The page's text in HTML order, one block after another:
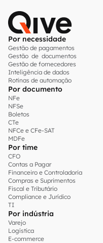
Por necessidade
Gestão de pagamentos
Gestão de documentos
Gestão de fornecedores
Inteligência de dados
Rotinas de automação
Por documento
NFe
NFSe
Boletos
CTe
NFCe e CFe-SAT
MDFe
Por time
CFO
Contas a Pagar
Financeiro e Controladoria
Compras e Suprimentos
Fiscal e Tributário
Compliance e Jurídico
TI
Por indústria
Varejo
Logística
E-commerce